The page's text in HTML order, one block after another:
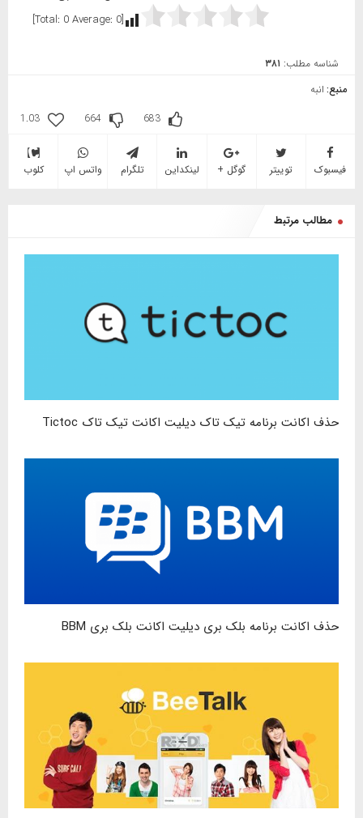
[Total:
0Average: 0
]
شناسه مطلب: ۳۸۱
منبع: انبه
1.03
664 683
فیسبوک توییتر گوگل + لینکداین تلگرام واتس اپ کلوب
مطالب مرتبط
حذف اکانت برنامه تیک تاک دیلیت اکانت تیک تاک Tictoc
حذف اکانت برنامه بلک بری دیلیت اکانت بلک بری BBM